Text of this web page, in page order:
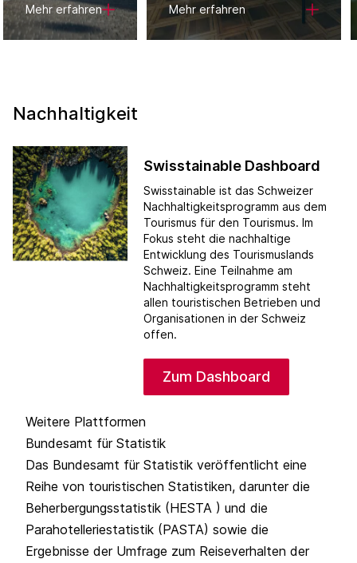
Mehr erfahren Mehr erfahren
Nachhaltigkeit
Swisstainable Dashboard
Swisstainable ist das Schweizer
Nachhaltigkeitsprogramm aus dem
Tourismus für den Tourismus. Im
Fokus steht die nachhaltige
Entwicklung des Tourismuslands
Schweiz. Eine Teilnahme am
Nachhaltigkeitsprogramm steht
allen touristischen Betrieben und
Organisationen in der Schweiz
offen.
Zum Dashboard
Weitere Plattformen
Bundesamt für Statistik
Das Bundesamt für Statistik veröffentlicht eine
Reihe von touristischen Statistiken, darunter die
Beherbergungsstatistik (HESTA ) und die
Parahotelleriestatistik (PASTA) sowie die
Ergebnisse der Umfrage zum Reiseverhalten der